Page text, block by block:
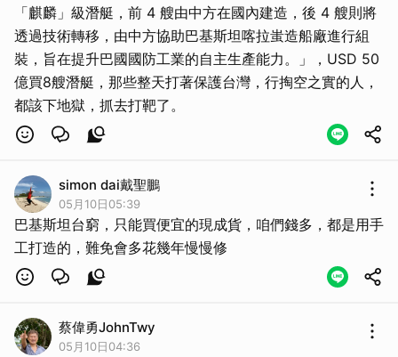
「麒麟」級潛艇，前 4 艘由中方在國內建造，後 4 艘則將
透過技術轉移，由中方協助巴基斯坦喀拉蚩造船廠進行組
裝，旨在提升巴國國防工業的自主生產能力。」，USD 50
億買8艘潛艇，那些整天打著保護台灣，行掏空之實的人，
都該下地獄，抓去打靶了。
simon dai戴聖鵬
05月10日05:39
巴基斯坦台窮，只能買便宜的現成貨，咱們錢多，都是用手
工打造的，難免會多花幾年慢慢修
蔡偉勇JohnTwy
05月10日04:36
取消